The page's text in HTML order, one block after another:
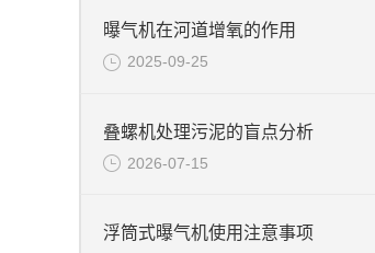
曝气机在河道增氧的作用
2025-09-25
叠螺机处理污泥的盲点分析
2026-07-15
浮筒式曝气机使用注意事项